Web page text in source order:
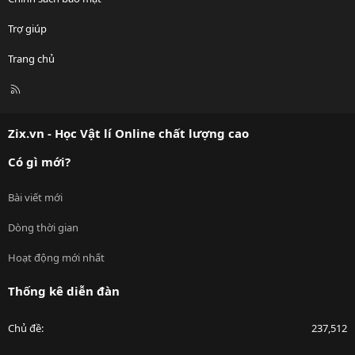
Trợ giúp
Trang chủ
R
Zix.vn - Học Vật lí Online chất lượng cao
Có gì mới?
Bài viết mới
Dòng thời gian
Hoạt động mới nhất
Thống kê diễn đàn
Chủ đề 237,512